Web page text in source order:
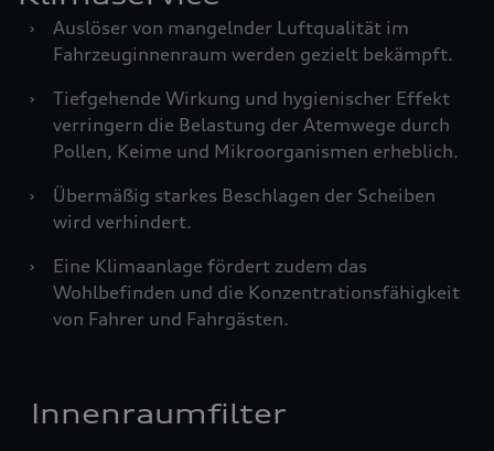
›
Auslöser von mangelnder Luftqualität im
Fahrzeuginnenraum werden gezielt bekämpft.
›
Tiefgehende Wirkung und hygienischer Effekt
verringern die Belastung der Atemwege durch
Pollen, Keime und Mikroorganismen erheblich.
›
Übermäßig starkes Beschlagen der Scheiben
wird verhindert.
›
Eine Klimaanlage fördert zudem das
Wohlbefinden und die Konzentrationsfähigkeit
von Fahrer und Fahrgästen.
Innenraumfilter